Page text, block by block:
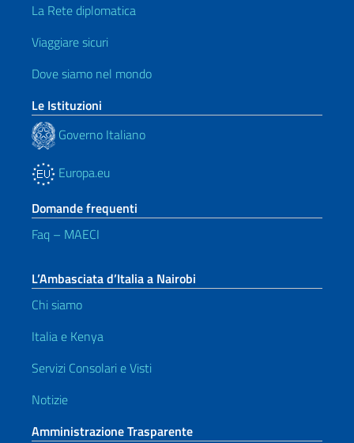
La Rete diplomatica
Viaggiare sicuri
Dove siamo nel mondo
Le Istituzioni
Governo Italiano
Europa.eu
Domande frequenti
Faq – MAECI
L’Ambasciata d’Italia a Nairobi
Chi siamo
Italia e Kenya
Servizi Consolari e Visti
Notizie
Amministrazione Trasparente